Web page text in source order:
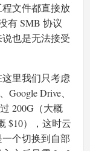
程文件都直接放
有 SMB 协议
也是无法接受
里我们只考虑
Drive、
200G（大概
$10），这时云
个切换到自部